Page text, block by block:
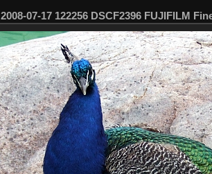
2008-07-17 122256 DSCF2396 FUJIFILM